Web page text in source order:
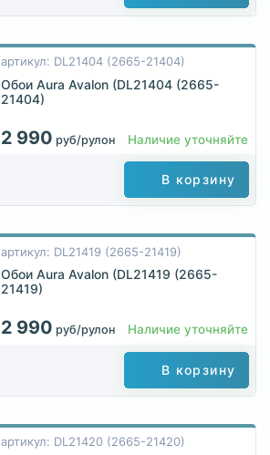
артикул: DL21404 (2665-21404)
Обои Aura Avalon (DL21404 (2665-
21404)
2 990 руб/рулон Наличие уточняйте
В корзину
артикул: DL21419 (2665-21419)
Обои Aura Avalon (DL21419 (2665-
21419)
2 990 руб/рулон Наличие уточняйте
В корзину
артикул: DL21420 (2665-21420)